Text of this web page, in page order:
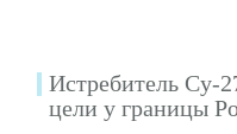
Истребитель Су-
цели у границы